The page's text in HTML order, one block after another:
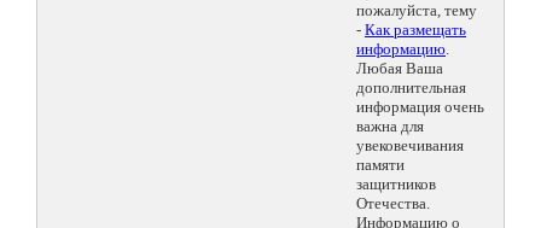
пожалуйста, тему
- Как размещать
информацию.
Любая Ваша
дополнительная
информация очень
важна для
увековечивания
памяти
защитников
Отечества.
Информацию о